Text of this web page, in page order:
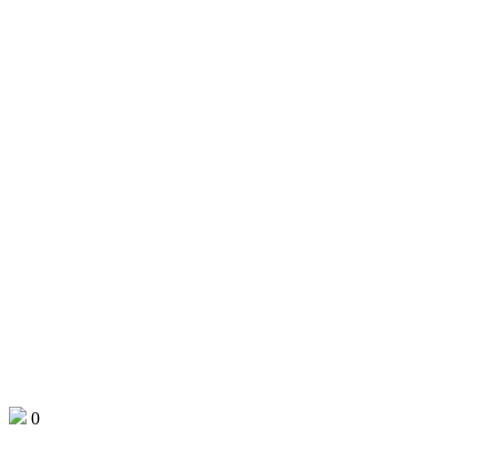
0